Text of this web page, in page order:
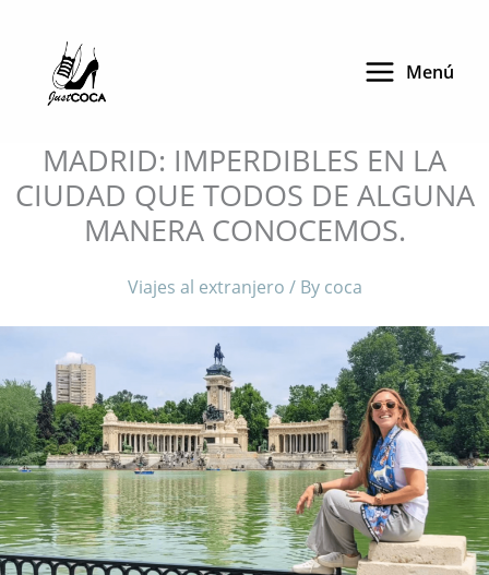
content
Menú
MADRID: IMPERDIBLES EN LA
CIUDAD QUE TODOS DE ALGUNA
MANERA CONOCEMOS.
Viajes al extranjero / By coca